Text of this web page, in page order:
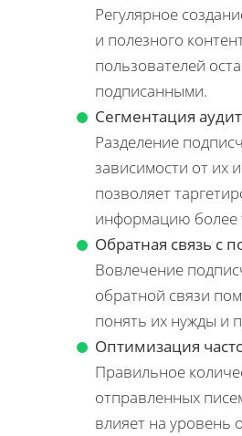
Регулярное
и полезного
пользователей
подписанными.
Сегментация
Разделение
зависимости от их
позволяет
информацию более
Обратная связь с
Вовлечение
обратной связи
понять их нужды и
Оптимизация
Правильное
отправленных
влияет на уровень